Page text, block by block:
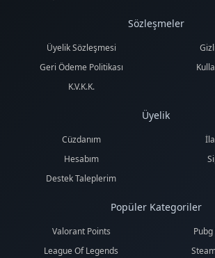
Sözleşmeler
Üyelik Sözleşmesi
Geri Ödeme Politikası
K.V.K.K.
Üyelik
Cüzdanım
Hesabım
Destek Taleplerim
Popüler Kategoriler
Valorant Points
League Of Legends